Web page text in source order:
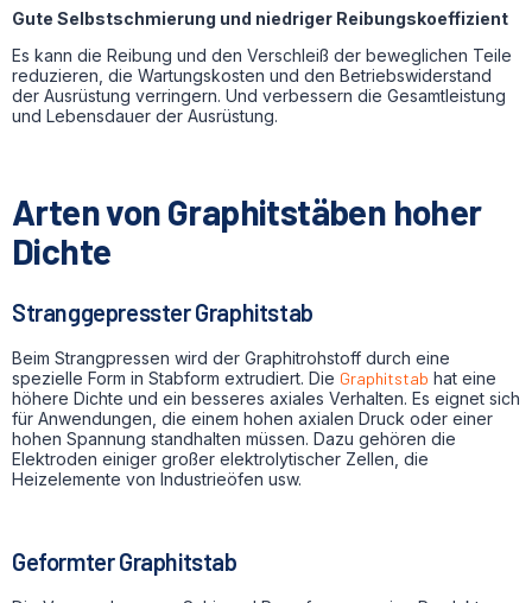
Gute Selbstschmierung und niedriger Reibungskoeffizient
Es kann die Reibung und den Verschleiß der beweglichen Teile
reduzieren, die Wartungskosten und den Betriebswiderstand
der Ausrüstung verringern. Und verbessern die Gesamtleistung
und Lebensdauer der Ausrüstung.
Arten von Graphitstäben hoher
Dichte
Stranggepresster Graphitstab
Beim Strangpressen wird der Graphitrohstoff durch eine
spezielle Form in Stabform extrudiert. Die Graphitstab hat eine
höhere Dichte und ein besseres axiales Verhalten. Es eignet sich
für Anwendungen, die einem hohen axialen Druck oder einer
hohen Spannung standhalten müssen. Dazu gehören die
Elektroden einiger großer elektrolytischer Zellen, die
Heizelemente von Industrieöfen usw.
Geformter Graphitstab